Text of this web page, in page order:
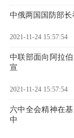
中俄两国国防部
2021-11-24 15:57:54
中联部面向阿拉
宣
2021-11-24 15:57:54
六中全会精神在
中